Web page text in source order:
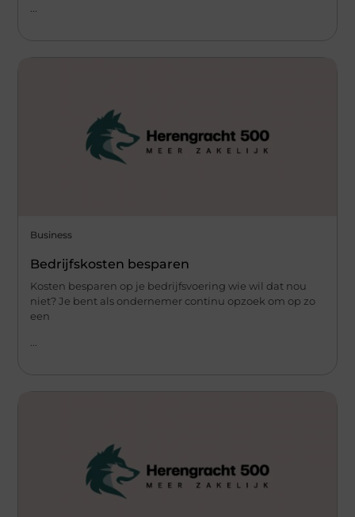
Business
Bedrijfskosten besparen
Kosten besparen op je bedrijfsvoering wie wil dat nou
niet? Je bent als ondernemer continu opzoek om op zo
een
...